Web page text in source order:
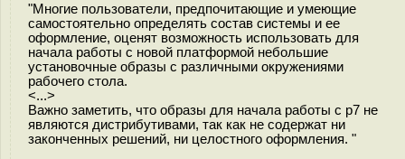
"Многие пользователи, предпочитающие и умеющие
самостоятельно определять состав системы и ее
оформление, оценят возможность использовать для
начала работы с новой платформой небольшие
установочные образы с различными окружениями
рабочего стола.
<...>
Важно заметить, что образы для начала работы с p7 не
являются дистрибутивами, так как не содержат ни
законченных решений, ни целостного оформления. "